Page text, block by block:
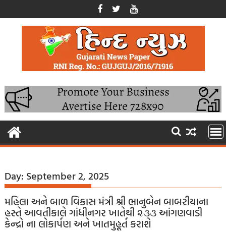
to
content
Day: September 2, 2025
મહિલા અને બાળ વિકાસ મંત્રી શ્રી ભાનુબેન બાબરીયાના
હસ્તે આવતીકાલે ગાંધીનગર ખાતેથી ૨૩૩ આંગણવાડી
કેન્દ્રો ના લોકાર્પણ અને ખાતમુહૂર્ત કરાશે